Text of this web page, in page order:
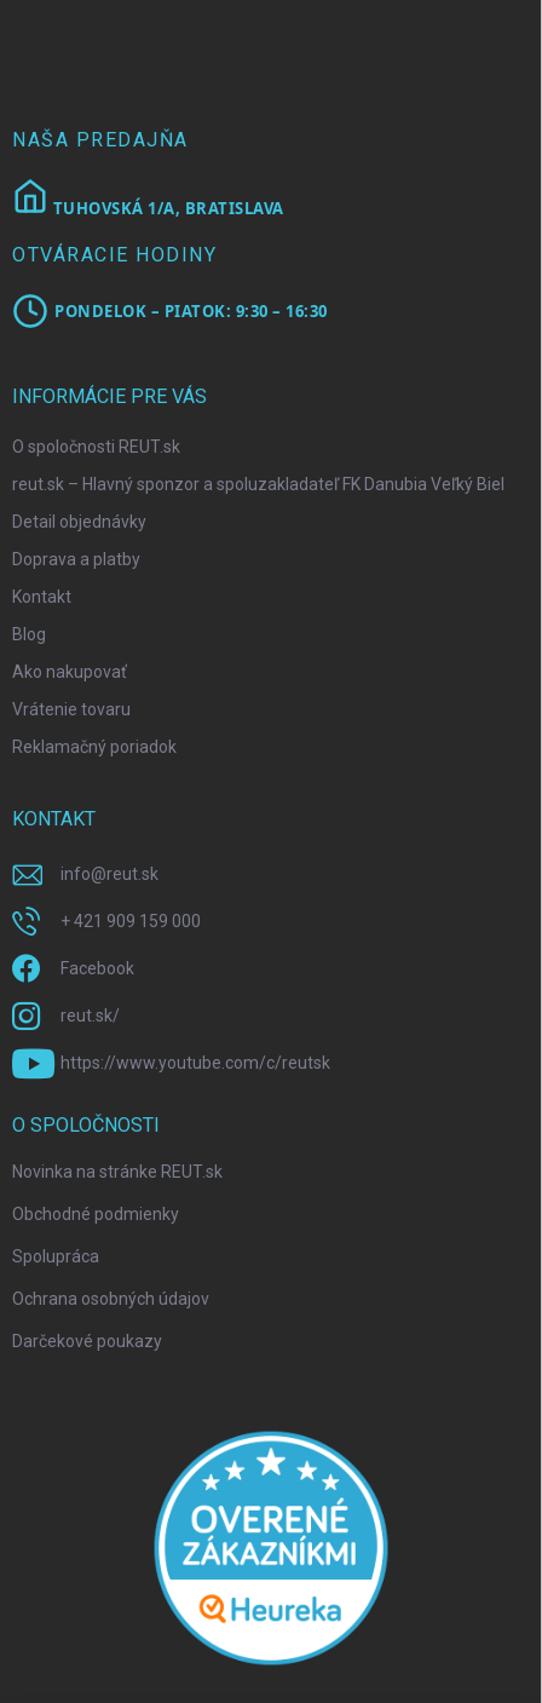
NAŠA PREDAJŇA
TUHOVSKÁ 1/A, BRATISLAVA
OTVÁRACIE HODINY
PONDELOK – PIATOK: 9:30 – 16:30
INFORMÁCIE PRE VÁS
O spoločnosti REUT.sk
reut.sk – Hlavný sponzor a spoluzakladateľ FK Danubia Veľký Biel
Detail objednávky
Doprava a platby
Kontakt
Blog
Ako nakupovať
Vrátenie tovaru
Reklamačný poriadok
KONTAKT
info@reut.sk
+ 421 909 159 000
Facebook
reut.sk/
https://www.youtube.com/c/reutsk
O SPOLOČNOSTI
Novinka na stránke REUT.sk
Obchodné podmienky
Spolupráca
Ochrana osobných údajov
Darčekové poukazy